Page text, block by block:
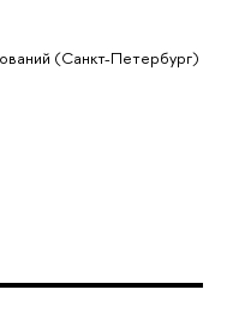
(Санкт-Петербург)